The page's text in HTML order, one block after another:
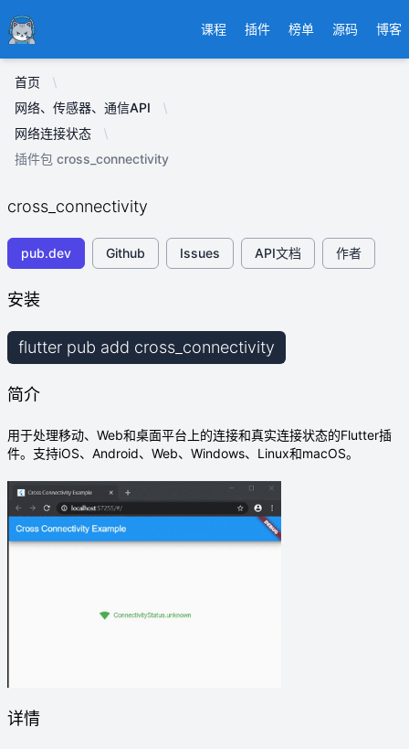
Ducafecat 课程 插件 榜单 源码 博客
首页
网络、传感器、通信API
网络连接状态
插件包 cross_connectivity
cross_connectivity
pub.dev Github Issues API文档 作者
安装
flutter pub add cross_connectivity
简介
用于处理移动、Web和桌面平台上的连接和真实连接状态的Flutter插
件。支持iOS、Android、Web、Windows、Linux和macOS。
详情